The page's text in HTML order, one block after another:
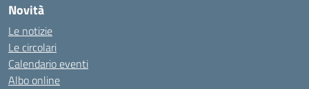
Novità
Le notizie
Le circolari
Calendario eventi
Albo online